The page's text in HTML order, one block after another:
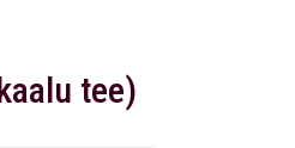
tee)